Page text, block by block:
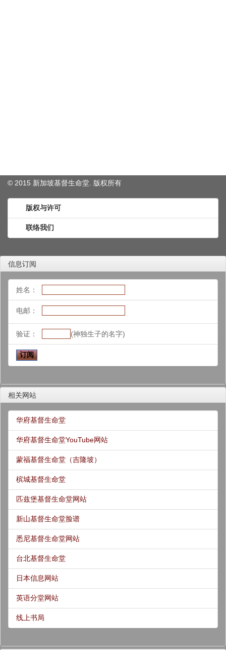
© 2015 新加坡基督生命堂. 版权所有
版权与许可
联络我们
信息订阅
姓名：
电邮：
验证： (神独生子的名字)
相关网站
华府基督生命堂
华府基督生命堂YouTube网站
蒙福基督生命堂（吉隆坡）
槟城基督生命堂
匹兹堡基督生命堂网站
新山基督生命堂脸谱
悉尼基督生命堂网站
台北基督生命堂
日本信息网站
英语分堂网站
线上书局